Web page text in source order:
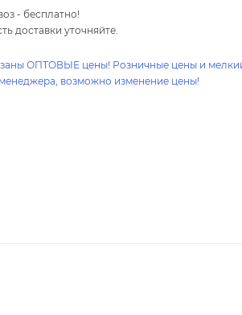
- бесплатно!
доставки уточняйте.
ОПТОВЫЕ цены! Розничные цены и
возможно изменение цены!